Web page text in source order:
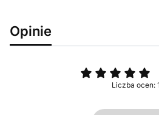
Opinie
Liczba ocen: 1